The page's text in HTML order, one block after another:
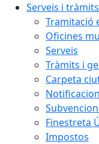
Serveis i tràmits
Tramitació
Oficines
Serveis
Tràmits i
Carpeta
Finestreta
Impostos